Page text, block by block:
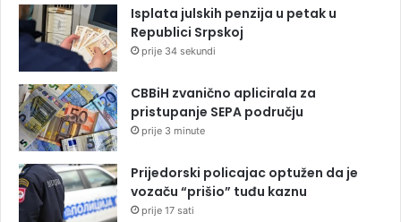
Isplata julskih penzija u petak u
Republici Srpskoj
prije 34 sekundi
CBBiH zvanično aplicirala za
pristupanje SEPA području
prije 3 minute
Prijedorski policajac optužen da je
vozaču “prišio” tuđu kaznu
prije 17 sati